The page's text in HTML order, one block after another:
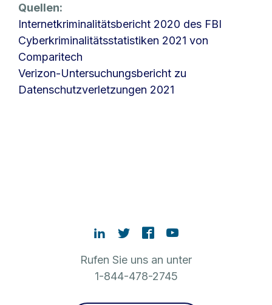
Quellen:
Internetkriminalitätsbericht 2020 des FBI
Cyberkriminalitätsstatistiken 2021 von
Comparitech
Verizon-Untersuchungsbericht zu
Datenschutzverletzungen 2021
Rufen Sie uns an unter
1-844-478-2745